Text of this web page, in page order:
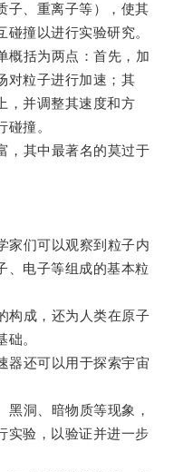
子、重离子等），使其
撞以进行实验研究。
括为两点：首先，加
对粒子进行加速；其
，并调整其速度和方
撞。
其中最著名的莫过于
们可以观察到粒子内
、电子等组成的基本粒
成，还为人类在原子
。
还可以用于探索宇宙
洞、暗物质等现象，
实验，以验证并进一步